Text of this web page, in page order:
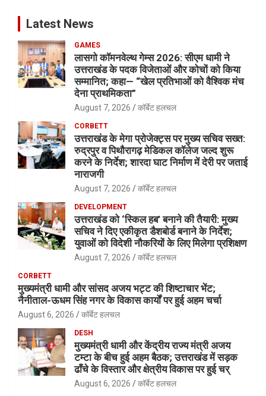
Latest News
GAMES
लासगो कॉमनवेल्थ गेम्स 2026: सीएम धामी ने
उत्तराखंड के पदक विजेताओं और कोचों को किया
सम्मानित; कहा— “खेल प्रतिभाओं को वैश्विक मंच
देना प्राथमिकता”
August 7, 2026 कॉर्बेट हलचल
CORBETT
उत्तराखंड के मेगा प्रोजेक्ट्स पर मुख्य सचिव सख्त:
रुद्रपुर व पिथौरागढ़ मेडिकल कॉलेज जल्द शुरू
करने के निर्देश; शारदा घाट निर्माण में देरी पर जताई
नाराजगी
August 7, 2026 कॉर्बेट हलचल
DEVELOPMENT
उत्तराखंड को ‘स्किल हब’ बनाने की तैयारी: मुख्य
सचिव ने दिए एकीकृत डैशबोर्ड बनाने के निर्देश;
युवाओं को विदेशी नौकरियों के लिए मिलेगा प्रशिक्षण
August 7, 2026 कॉर्बेट हलचल
CORBETT
मुख्यमंत्री धामी और सांसद अजय भट्ट की शिष्टाचार भेंट;
नैनीताल-ऊधम सिंह नगर के विकास कार्यों पर हुई अहम चर्चा
August 6, 2026 कॉर्बेट हलचल
DESH
मुख्यमंत्री धामी और केंद्रीय राज्य मंत्री अजय
टम्टा के बीच हुई अहम बैठक; उत्तराखंड में सड़क
ढाँचे के विस्तार और क्षेत्रीय विकास पर हुई चर्
August 6, 2026 कॉर्बेट हलचल